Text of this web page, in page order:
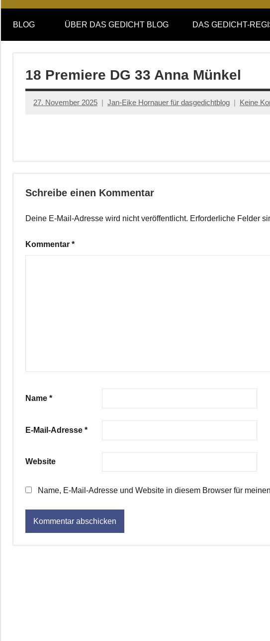
DAS
GEDICHT
blog
DAS
GEDICHT.
Zeitschrift
BLOG ÜBER DAS GEDICHT BLOG DAS GEDICHT-
18 Premiere DG 33 Anna Münkel
27. November 2025 Jan-Eike Hornauer für dasgedichtblog Keine
Schreibe einen Kommentar
Deine E-Mail-Adresse wird nicht veröffentlicht. Erforderliche Felder
Kommentar *
Name *
E-Mail-Adresse *
Website
Name, E-Mail-Adresse und Website in diesem Browser für